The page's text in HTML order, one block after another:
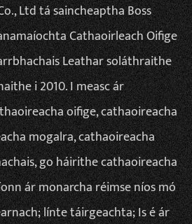
Ltd tásaincheaptha Boss
Cathaoirleach Oifige
Leathar soláthraithe
i 2010. I measc ár
oifige, cathaoireacha
mogalra, cathaoireacha
go háirithe cathaoireacha
ár monarcha réimse níos mó
línte táirgeachta; Is é ár